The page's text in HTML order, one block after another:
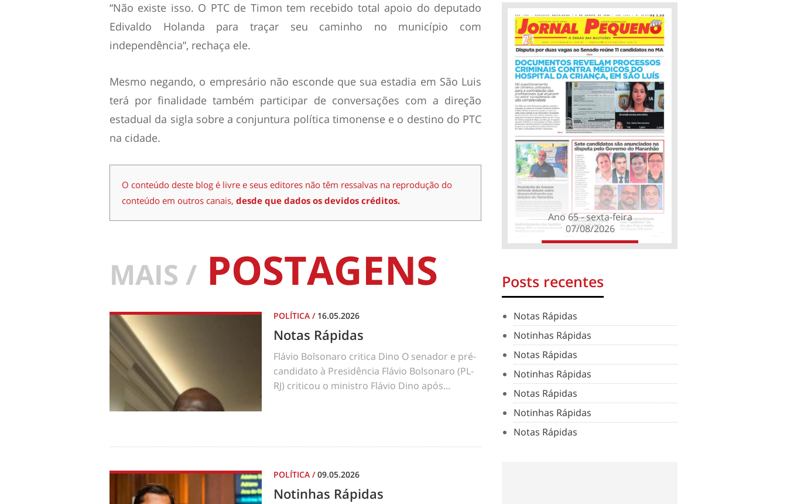
“Não existe isso. O PTC de Timon tem recebido total apoio do deputado
Edivaldo Holanda para traçar seu caminho no município com
independência”, rechaça ele.
Mesmo negando, o empresário não esconde que sua estadia em São Luis
terá por finalidade também participar de conversações com a direção
estadual da sigla sobre a conjuntura política timonense e o destino do PTC
na cidade.
O conteúdo deste blog é livre e seus editores não têm ressalvas na reprodução do
conteúdo em outros canais, desde que dados os devidos créditos.
MAIS / POSTAGENS
POLÍTICA / 16.05.2026
Notas Rápidas
Flávio Bolsonaro critica Dino O senador e pré-
candidato à Presidência Flávio Bolsonaro (PL-
RJ) criticou o ministro Flávio Dino após...
POLÍTICA /09.05.2026
Notinhas Rápidas
Ano 65 - sexta-feira
07/08/2026
Posts recentes
Notas Rápidas
Notinhas Rápidas
Notas Rápidas
Notinhas Rápidas
Notas Rápidas
Notinhas Rápidas
Notas Rápidas